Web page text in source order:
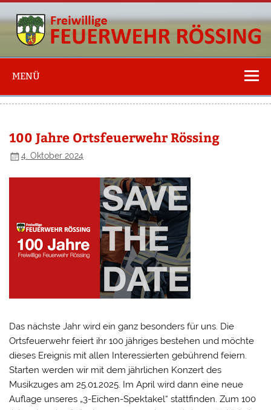
Freiwillige
Feuerwehr
Rössing
MENÜ
100 Jahre Ortsfeuerwehr Rössing
4. Oktober 2024
Das nächste Jahr wird ein ganz besonders für uns. Die
Ortsfeuerwehr feiert ihr 100 jähriges bestehen und möchte
dieses Ereignis mit allen Interessierten gebührend feiern.
Starten werden wir mit dem jährlichen Konzert des
Musikzuges am 25.01.2025. Im April wird dann eine neue
Auflage unseres „3-Eichen-Spektakel“ stattfinden. Zum 100